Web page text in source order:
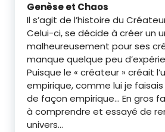
Genèse et Chaos
Il s’agit de l’histoire du
Celui-ci, se décide à créer un
malheureusement pour ses
manque quelque peu
Puisque le « créateur » créait
empirique, comme lui je
de façon empirique… En gros
à comprendre et essayé de
univers…